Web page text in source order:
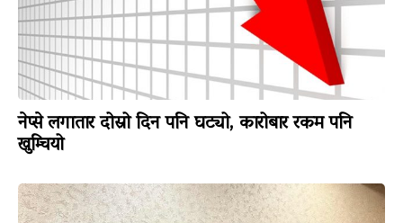
नेप्से लगातार दोस्रो दिन पनि घट्यो, कारोबार रकम पनि
खुम्चियो